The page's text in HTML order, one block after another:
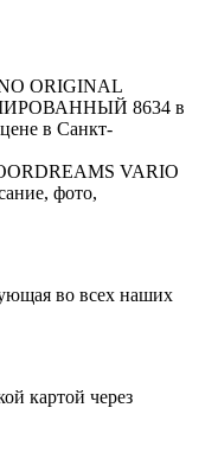
ORIGINAL
8634 в
в Санкт-
VARIO
фото,
во всех наших
картой через